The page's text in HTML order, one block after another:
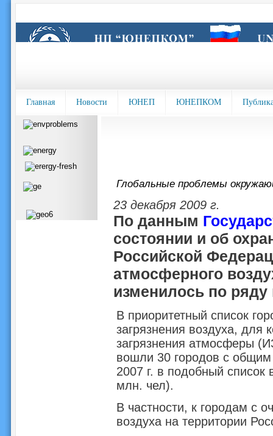
Главная Новости ЮНЕП ЮНЕПКОМ
Глобальные проблемы
23 декабря 2009 г.
По данным
состоянии и об
Российской
атмосферного
изменилось по ряду
В приоритетный список
загрязнения воздуха, для
загрязнения атмосферы
вошли 30 городов с
2007 г. в подобный
млн. чел).
В частности, к городам с
воздуха на территории